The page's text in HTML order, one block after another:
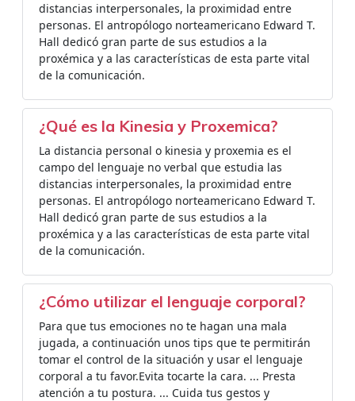
distancias interpersonales, la proximidad entre
personas. El antropólogo norteamericano Edward T.
Hall dedicó gran parte de sus estudios a la
proxémica y a las características de esta parte vital
de la comunicación.
¿Qué es la Kinesia y Proxemica?
La distancia personal o kinesia y proxemia es el
campo del lenguaje no verbal que estudia las
distancias interpersonales, la proximidad entre
personas. El antropólogo norteamericano Edward T.
Hall dedicó gran parte de sus estudios a la
proxémica y a las características de esta parte vital
de la comunicación.
¿Cómo utilizar el lenguaje corporal?
Para que tus emociones no te hagan una mala
jugada, a continuación unos tips que te permitirán
tomar el control de la situación y usar el lenguaje
corporal a tu favor.Evita tocarte la cara. ... Presta
atención a tu postura. ... Cuida tus gestos y